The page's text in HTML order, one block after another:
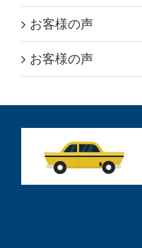
お客様の声
お客様の声